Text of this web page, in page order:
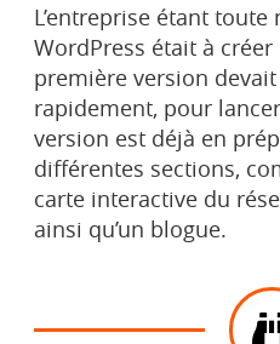
L’entreprise étant
WordPress était à
première version
rapidement, pour
version est déjà en
différentes sections,
carte interactive du
ainsi qu’un blogue.